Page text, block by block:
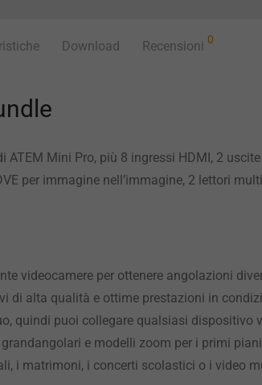
Download Recensioni 0
Mini Pro, più 8 ingressi HDMI, 2 uscite
per immagine nell’immagine, 2 lettori
videocamere per ottenere angolazioni
di alta qualità e ottime prestazioni in
quindi puoi collegare qualsiasi dispositivo
e modelli zoom per i primi
i matrimoni, i concerti scolastici o i video